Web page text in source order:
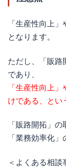
「生産性向上
となります。
ただし、「販路
であり、
「生産性向上
けである、とい
「販路開拓」
「業務効率化
＜よくある相談